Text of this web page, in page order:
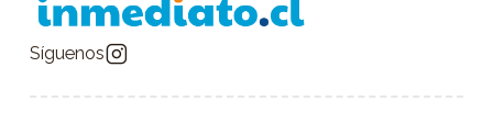
Síguenos